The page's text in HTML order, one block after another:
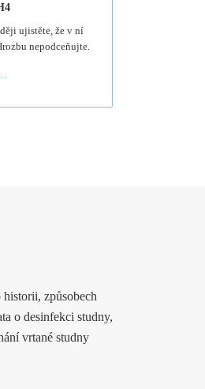
ujistěte, že v ní
nepodceňujte.
historii, způsobech
o desinfekci studny,
vrtané studny